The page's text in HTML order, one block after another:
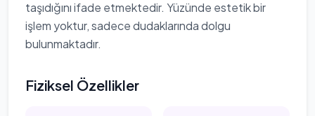
taşıdığını ifade etmektedir. Yüzünde estetik bir
işlem yoktur, sadece dudaklarında dolgu
bulunmaktadır.
Fiziksel Özellikler